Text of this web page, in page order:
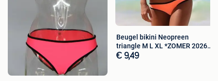
Beugel bikini Neopreen
triangle M L XL *ZOMER 2026*
ORANJE
€ 9,49